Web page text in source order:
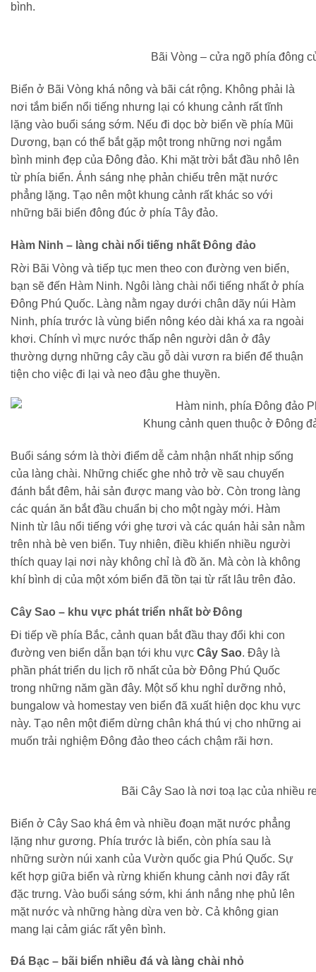
bình.
Bãi Vòng – cửa ngõ phía đông
Biển ở Bãi Vòng khá nông và bãi cát rộng. Không phải là
nơi tắm biển nổi tiếng nhưng lại có khung cảnh rất tĩnh
lặng vào buổi sáng sớm. Nếu đi dọc bờ biển về phía Mũi
Dương, bạn có thể bắt gặp một trong những nơi ngắm
bình minh đẹp của Đông đảo. Khi mặt trời bắt đầu nhô lên
từ phía biển. Ánh sáng nhẹ phản chiếu trên mặt nước
phẳng lặng. Tạo nên một khung cảnh rất khác so với
những bãi biển đông đúc ở phía Tây đảo.
Hàm Ninh – làng chài nổi tiếng nhất Đông đảo
Rời Bãi Vòng và tiếp tục men theo con đường ven biển,
bạn sẽ đến Hàm Ninh. Ngôi làng chài nổi tiếng nhất ở phía
Đông Phú Quốc. Làng nằm ngay dưới chân dãy núi Hàm
Ninh, phía trước là vùng biển nông kéo dài khá xa ra ngoài
khơi. Chính vì mực nước thấp nên người dân ở đây
thường dựng những cây cầu gỗ dài vươn ra biển để thuận
tiện cho việc đi lại và neo đậu ghe thuyền.
Khung cảnh quen thuộc ở Đông
Buổi sáng sớm là thời điểm dễ cảm nhận nhất nhịp sống
của làng chài. Những chiếc ghe nhỏ trở về sau chuyến
đánh bắt đêm, hải sản được mang vào bờ. Còn trong làng
các quán ăn bắt đầu chuẩn bị cho một ngày mới. Hàm
Ninh từ lâu nổi tiếng với ghẹ tươi và các quán hải sản nằm
trên nhà bè ven biển. Tuy nhiên, điều khiến nhiều người
thích quay lại nơi này không chỉ là đồ ăn. Mà còn là không
khí bình dị của một xóm biển đã tồn tại từ rất lâu trên đảo.
Cây Sao – khu vực phát triển nhất bờ Đông
Đi tiếp về phía Bắc, cảnh quan bắt đầu thay đổi khi con
đường ven biển dẫn bạn tới khu vực Cây Sao. Đây là
phần phát triển du lịch rõ nhất của bờ Đông Phú Quốc
trong những năm gần đây. Một số khu nghỉ dưỡng nhỏ,
bungalow và homestay ven biển đã xuất hiện dọc khu vực
này. Tạo nên một điểm dừng chân khá thú vị cho những ai
muốn trải nghiệm Đông đảo theo cách chậm rãi hơn.
Bãi Cây Sao là nơi toạ lạc của nhiều
Biển ở Cây Sao khá êm và nhiều đoạn mặt nước phẳng
lặng như gương. Phía trước là biển, còn phía sau là
những sườn núi xanh của Vườn quốc gia Phú Quốc. Sự
kết hợp giữa biển và rừng khiến khung cảnh nơi đây rất
đặc trưng. Vào buổi sáng sớm, khi ánh nắng nhẹ phủ lên
mặt nước và những hàng dừa ven bờ. Cả không gian
mang lại cảm giác rất yên bình.
Đá Bạc – bãi biển nhiều đá và làng chài nhỏ